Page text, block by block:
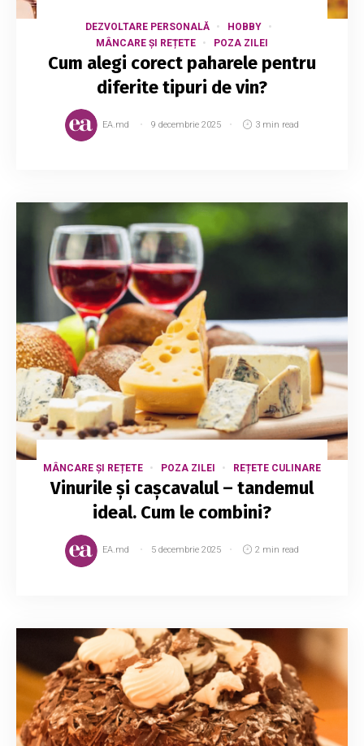
DEZVOLTARE PERSONALĂ
HOBBY
MÂNCARE ȘI REȚETE
POZA ZILEI
Cum alegi corect paharele pentru
diferite tipuri de vin?
EA.md 9 decembrie 2025 3 min read
MÂNCARE ȘI REȚETE POZA ZILEI REȚETE CULINARE
Vinurile și cașcavalul – tandemul
ideal. Cum le combini?
EA.md 5 decembrie 2025 2 min read